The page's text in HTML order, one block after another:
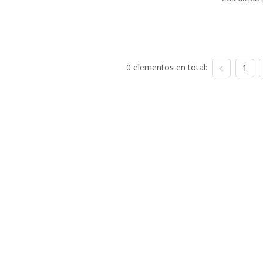
0 elementos en total: 1